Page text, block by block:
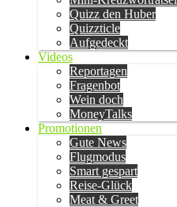
Quizz den Huber
Quizzticle
Aufgedeckt
Videos
Reportagen
Fragenbot
Wein doch
MoneyTalks
Promotionen
Gute News
Flugmodus
Smart gespart
Reise-Glück
Meat & Greet